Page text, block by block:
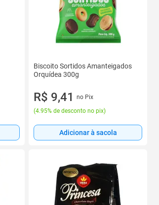
Biscoito Sortidos Amanteigados
Orquídea 300g
R$ 9,41
no Pix
(4.95% de desconto no pix)
Adicionar à sacola